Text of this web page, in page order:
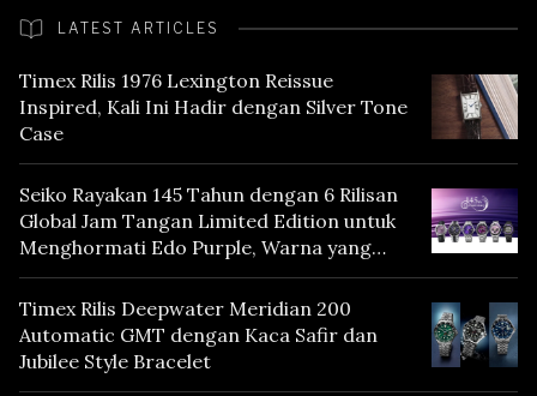
LATEST ARTICLES
Timex Rilis 1976 Lexington Reissue
Inspired, Kali Ini Hadir dengan Silver Tone
Case
Seiko Rayakan 145 Tahun dengan 6 Rilisan
Global Jam Tangan Limited Edition untuk
Menghormati Edo Purple, Warna yang
Mencerminkan Warisan Tokyo
Timex Rilis Deepwater Meridian 200
Automatic GMT dengan Kaca Safir dan
Jubilee Style Bracelet